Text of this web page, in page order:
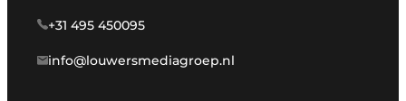
+31 495 450095
info@louwersmediagroep.nl